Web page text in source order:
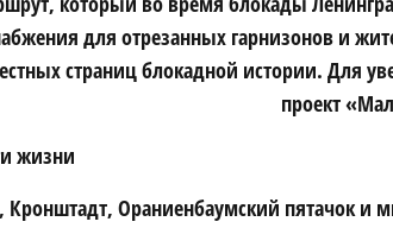
для отрезанных гарнизонов и
страниц блокадной истории. Для
проект
жизни
Кронштадт, Ораниенбаумский пятачок